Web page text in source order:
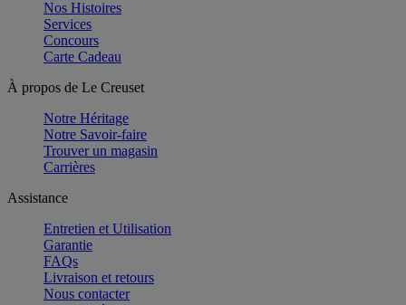
Nos Histoires
Services
Concours
Carte Cadeau
À propos de Le Creuset
Notre Héritage
Notre Savoir-faire
Trouver un magasin
Carrières
Assistance
Entretien et Utilisation
Garantie
FAQs
Livraison et retours
Nous contacter